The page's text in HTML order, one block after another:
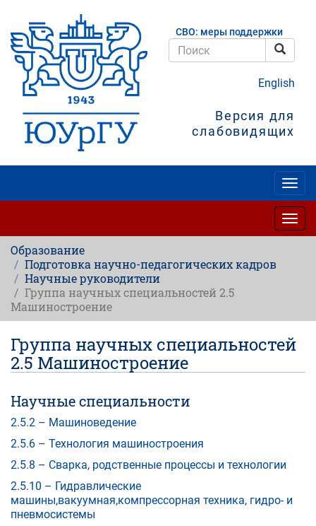
основному
содержанию
СВО: меры поддержки
English
Версия для
слабовидящих
Образование
Подготовка научно-педагогических кадров
Научные руководители
Группа научных специальностей 2.5
Машиностроение
Группа научных специальностей
2.5 Машиностроение
Научные специальности
2.5.2 – Машиноведение
2.5.6 – Технология машиностроения
2.5.8 – Сварка, родственные процессы и технологии
2.5.10 – Гидравлические
машины,вакуумная,компрессорная техника, гидро- и
пневмосистемы